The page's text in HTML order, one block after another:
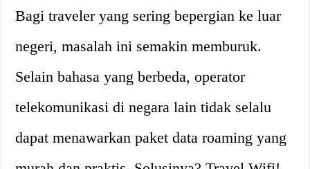
Bagi traveler yang sering bepergian ke luar
negeri, masalah ini semakin memburuk.
Selain bahasa yang berbeda, operator
telekomunikasi di negara lain tidak selalu
dapat menawarkan paket data roaming yang